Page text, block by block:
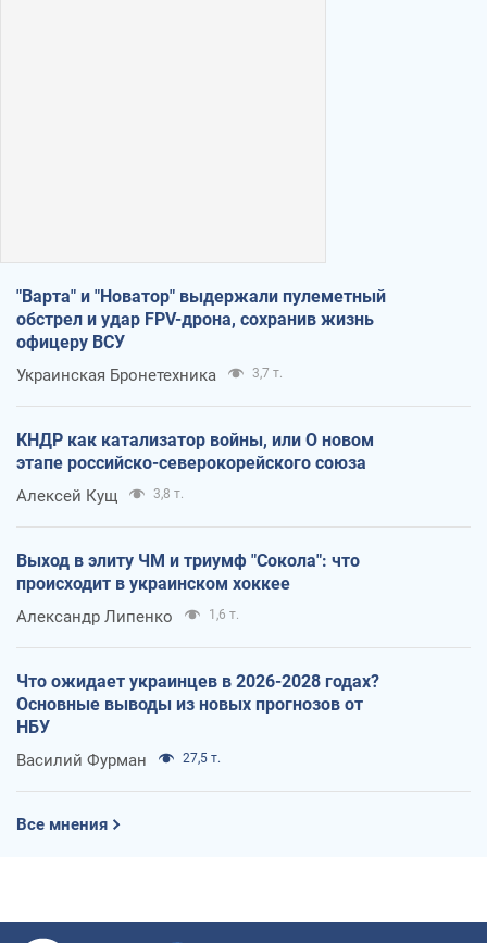
"Варта" и "Новатор" выдержали пулеметный
обстрел и удар FPV-дрона, сохранив жизнь
офицеру ВСУ
Украинская Бронетехника 3,7 т.
КНДР как катализатор войны, или О новом
этапе российско-северокорейского союза
Алексей Кущ 3,8 т.
Выход в элиту ЧМ и триумф "Сокола": что
происходит в украинском хоккее
Александр Липенко 1,6 т.
Что ожидает украинцев в 2026-2028 годах?
Основные выводы из новых прогнозов от
НБУ
Василий Фурман 27,5 т.
Все мнения